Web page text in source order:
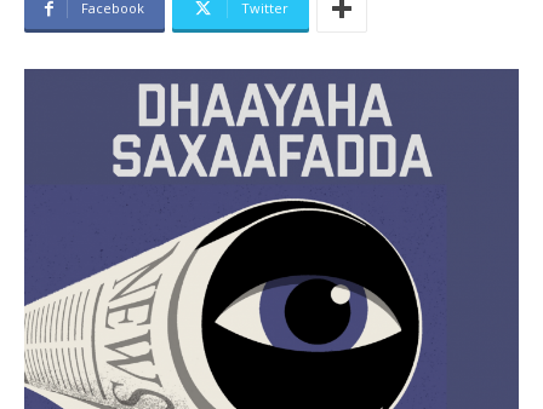
Facebook Twitter